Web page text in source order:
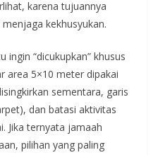
karena tujuannya
kekhusyukan.
“dicukupkan” khusus
area 5×10 meter dipakai
sementara, garis
dan batasi aktivitas
Jika ternyata jamaah
pilihan yang paling